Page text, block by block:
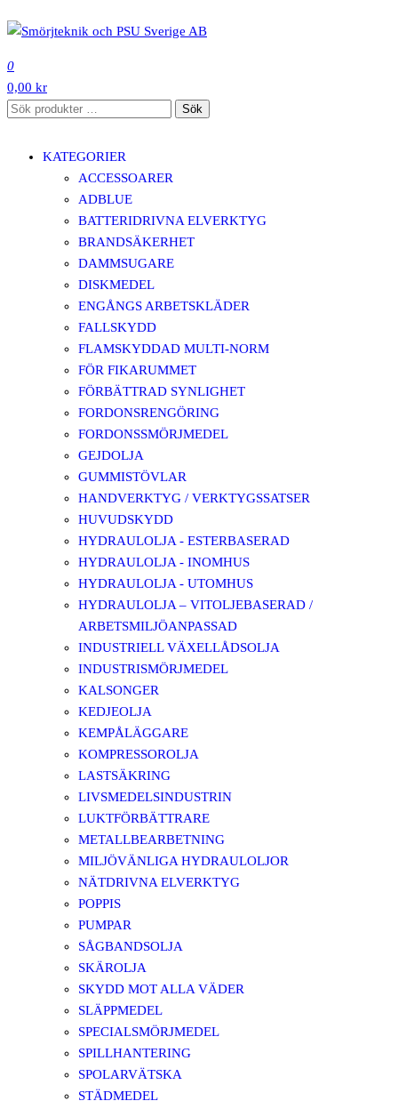
till
innehåll
0
0,00 kr
Sök
Sök
KATEGORIER
ACCESSOARER
ADBLUE
BATTERIDRIVNA ELVERKTYG
BRANDSÄKERHET
DAMMSUGARE
DISKMEDEL
ENGÅNGS ARBETSKLÄDER
FALLSKYDD
FLAMSKYDDAD MULTI-NORM
FÖR FIKARUMMET
FÖRBÄTTRAD SYNLIGHET
FORDONSRENGÖRING
FORDONSSMÖRJMEDEL
GEJDOLJA
GUMMISTÖVLAR
HANDVERKTYG / VERKTYGSSATSER
HUVUDSKYDD
HYDRAULOLJA - ESTERBASERAD
HYDRAULOLJA - INOMHUS
HYDRAULOLJA - UTOMHUS
HYDRAULOLJA – VITOLJEBASERAD /
ARBETSMILJÖANPASSAD
INDUSTRIELL VÄXELLÅDSOLJA
INDUSTRISMÖRJMEDEL
KALSONGER
KEDJEOLJA
KEMPÅLÄGGARE
KOMPRESSOROLJA
LASTSÄKRING
LIVSMEDELSINDUSTRIN
LUKTFÖRBÄTTRARE
METALLBEARBETNING
MILJÖVÄNLIGA HYDRAULOLJOR
NÄTDRIVNA ELVERKTYG
POPPIS
PUMPAR
SÅGBANDSOLJA
SKÄROLJA
SKYDD MOT ALLA VÄDER
SLÄPPMEDEL
SPECIALSMÖRJMEDEL
SPILLHANTERING
SPOLARVÄTSKA
STÄDMEDEL